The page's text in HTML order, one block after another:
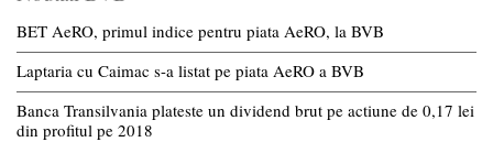
BET AeRO, primul indice pentru piata AeRO, la BVB
Laptaria cu Caimac s-a listat pe piata AeRO a BVB
Banca Transilvania plateste un dividend brut pe actiune de 0,17 lei
din profitul pe 2018